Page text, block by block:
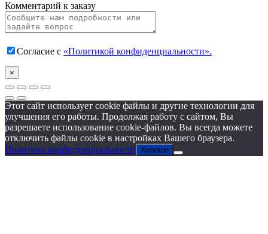
Комментарий к заказу
Согласие с «Политикой конфиденциальности».
×
Этот сайт использует cookie файлы и другие технологии для
улучшения его работы. Продолжая работу с сайтом, Вы
разрешаете использование cookie-файлов. Вы всегда можете
отключить файлы cookie в настройках Вашего браузера.
Политика конфиденциальности Хорошо